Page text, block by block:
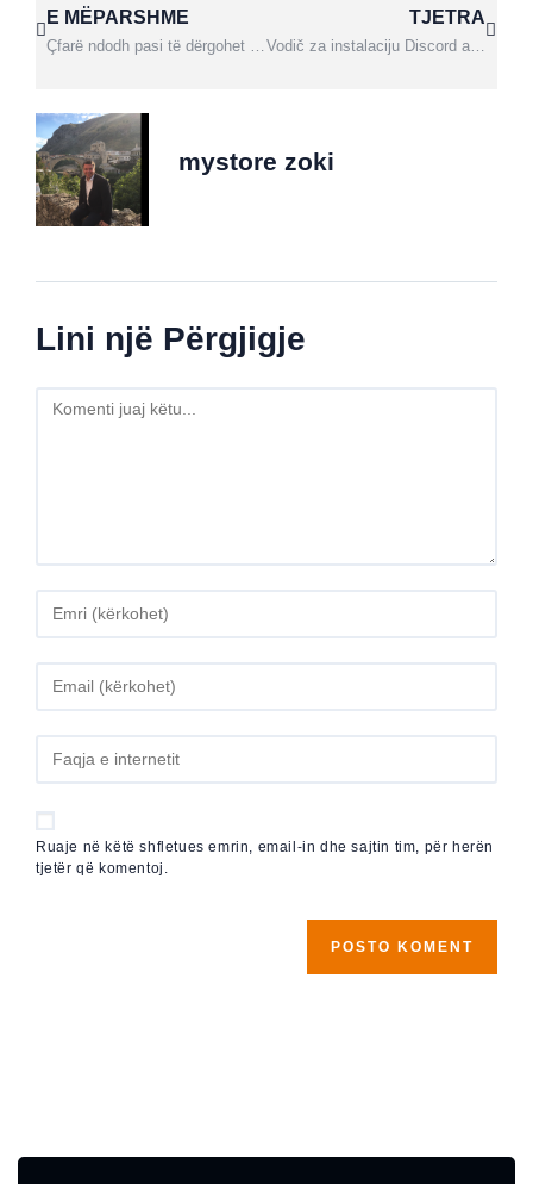
E MËPARSHME TJETRA
Vodič za instalaciju Discord aplikacije i registraciju korisničkog naloga za pristup Mystore Zoki nastavnim platformama
mystore zoki
Lini një Përgjigje
Ruaje në këtë shfletues emrin, email-in dhe sajtin tim, për herën
tjetër që komentoj.